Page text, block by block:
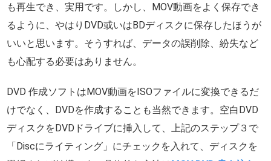
も再生でき、実用です。しかし、MOV動画をよく保存でき
るように、やはりDVD或いはBDディスクに保存したほうが
いいと思います。そうすれば、データの誤削除、紛失など
も心配する必要はありません。
DVD 作成ソフトはMOV動画をISOファイルに変換できるだ
けでなく、DVDを作成することも当然できます。空白DVD
ディスクをDVDドライブに挿入して、上記のステップ３で
「Discにライティング」にチェックを入れて、ディスクを